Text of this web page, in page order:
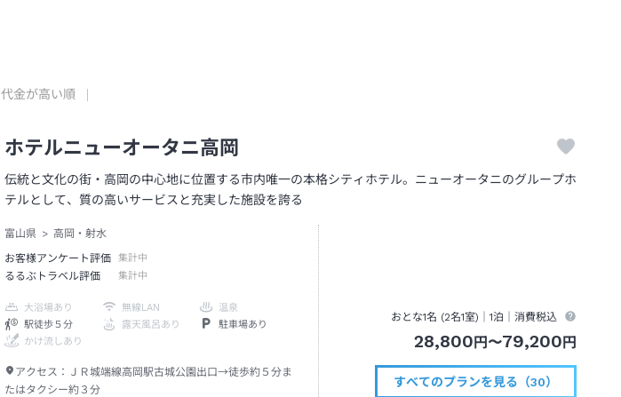
代金が高い順
ホテルニューオータニ高岡
伝統と文化の街・高岡の中心地に位置する市内唯一の本格シティホテル。ニューオータニのグループホ
テルとして、質の高いサービスと充実した施設を誇る
富山県
高岡・射水
お客様アンケート評価
集計中
るるぶトラベル評価 集計中
大浴場あり 無線LAN
温泉
駅徒歩５分
露天風呂あり
駐車場あり
かけ流しあり
アクセス： ＪＲ城端線高岡駅古城公園出口→徒歩約５分ま
たはタクシー約３分
おとな1名 (2名1室)｜1泊 ｜消費税込
28,800円〜79,200円
すべてのプランを見る（30）